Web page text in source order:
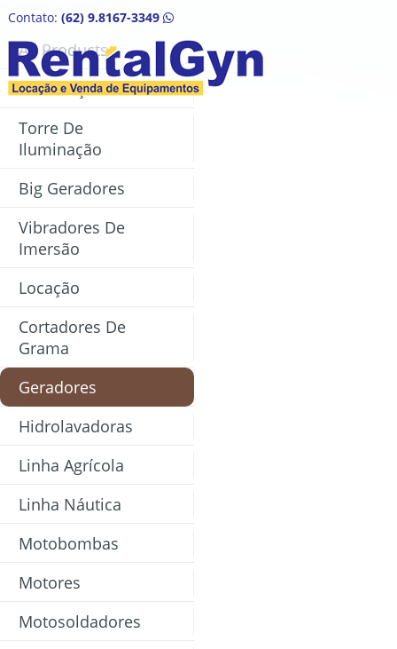
Contato: (62) 9.8167-3349
HOME
QUEM SOMOS
EQUIPAMENTOS
ORÇAMENTO
FALE CONOSCO
All Products
Construção Civil
Torre De
Iluminação
Big Geradores
Vibradores De
Imersão
Locação
Cortadores De
Grama
Geradores
Hidrolavadoras
Linha Agrícola
Linha Náutica
Motobombas
Motores
Motosoldadores